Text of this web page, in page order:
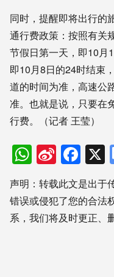
同时，提醒即将出行的
通行费政策：按照有关
节假日第一天，即10月
即10月8日的24时结束
道的时间为准，高速公
准。也就是说，只要在
行费。（记者 王莹）
Sina
Weibo
声明：转载此文是出于
错误或侵犯了您的合法
系，我们将及时更正、